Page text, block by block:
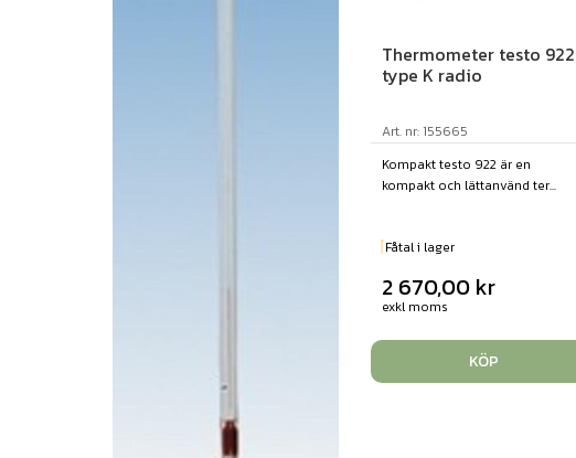
Thermometer testo 922
type K radio
Art. nr: 155665
Kompakt testo 922 är en
kompakt och lättanvänd ter...
Fåtal i lager
2 670,00 kr
exkl moms
KÖP